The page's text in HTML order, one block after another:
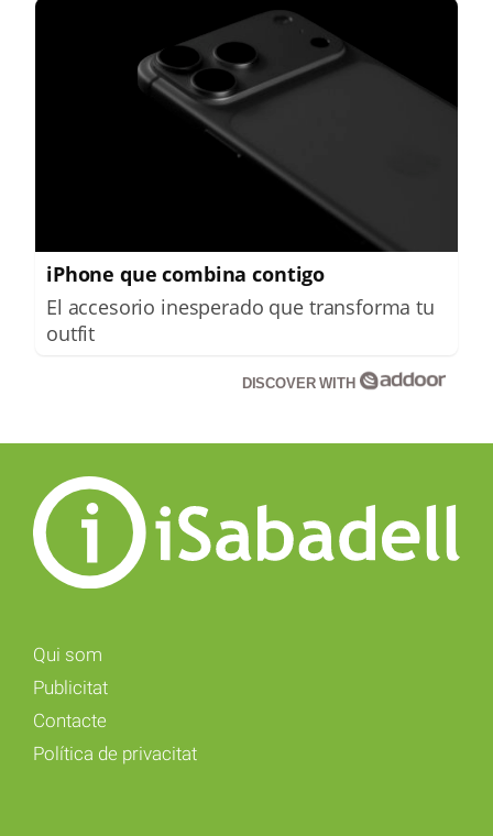
iPhone que combina contigo
El accesorio inesperado que transforma tu
outfit
DISCOVER WITH
Qui som
Publicitat
Contacte
Política de privacitat